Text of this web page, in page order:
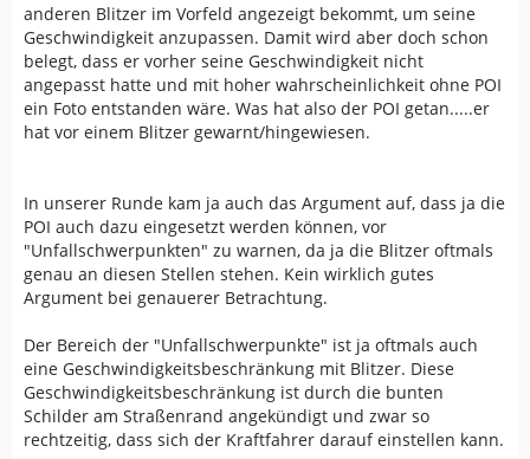
anderen Blitzer im Vorfeld angezeigt bekommt, um seine
Geschwindigkeit anzupassen. Damit wird aber doch schon
belegt, dass er vorher seine Geschwindigkeit nicht
angepasst hatte und mit hoher wahrscheinlichkeit ohne POI
ein Foto entstanden wäre. Was hat also der POI getan.....er
hat vor einem Blitzer gewarnt/hingewiesen.
In unserer Runde kam ja auch das Argument auf, dass ja die
POI auch dazu eingesetzt werden können, vor
"Unfallschwerpunkten" zu warnen, da ja die Blitzer oftmals
genau an diesen Stellen stehen. Kein wirklich gutes
Argument bei genauerer Betrachtung.
Der Bereich der "Unfallschwerpunkte" ist ja oftmals auch
eine Geschwindigkeitsbeschränkung mit Blitzer. Diese
Geschwindigkeitsbeschränkung ist durch die bunten
Schilder am Straßenrand angekündigt und zwar so
rechtzeitig, dass sich der Kraftfahrer darauf einstellen kann.